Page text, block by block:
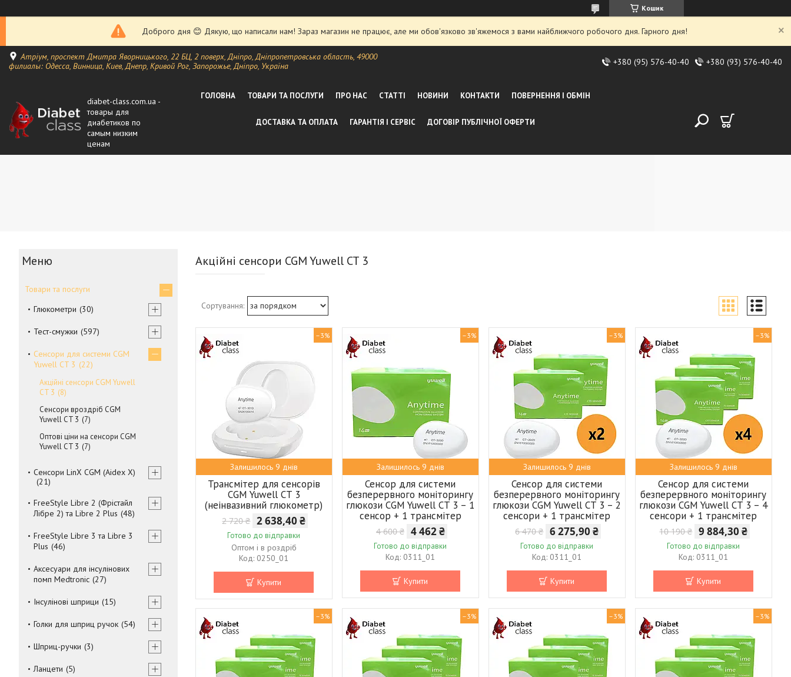
Кошик
Доброго дня 😊 Дякую, що написали нам! Зараз магазин не працює, але ми обов'язково зв'яжемося з вами найближчого робочого дня. Гарного дня!
Атріум, проспект Дмитра Яворницького, 22 БЦ, 2 поверх, Дніпро, Дніпропетровська область, 49000
филиалы: Одесса, Винница, Киев, Днепр, Кривой Рог, Запорожье, Дніпро, Україна
+380 (95) 576-40-40 +380 (93) 576-40-40
diabet-class.com.ua -
товары для
диабетиков по
самым низким
ценам
ГОЛОВНА ТОВАРИ ТА ПОСЛУГИ ПРО НАС СТАТТІ НОВИНИ КОНТАКТИ ПОВЕРНЕННЯ І ОБМІН
ДОСТАВКА ТА ОПЛАТА ГАРАНТІЯ І СЕРВІС ДОГОВІР ПУБЛІЧНОЇ ОФЕРТИ
Акційні сенсори CGM Yuwell CT 3
–3%
Залишилось 9 днів
Трансмітер для сенсорів
CGM Yuwell CT 3
(неінвазивний глюкометр)
2 720 ₴ 2 638,40 ₴
Готово до відправки
Оптом і в роздріб
0250_01
Купити
–3%
Залишилось 9 днів
Сенсор для системи
безперервного моніторингу
глюкози CGM Yuwell CT 3 – 1
сенсор + 1 трансмітер
4 600 ₴ 4 462 ₴
Готово до відправки
0311_01
Купити
–3%
Залишилось 9 днів
Сенсор для системи
безперервного моніторингу
глюкози CGM Yuwell CT 3 – 2
сенсори + 1 трансмітер
6 470 ₴ 6 275,90 ₴
Готово до відправки
0311_01
Купити
–3%
Залишилось 9 днів
Сенсор для системи
безперервного моніторингу
глюкози CGM Yuwell CT 3 – 4
сенсори + 1 трансмітер
10 190 ₴ 9 884,30 ₴
Готово до відправки
0311_01
Купити
–3% –3% –3% –3%
Товари та послуги
Глюкометри
30
Тест-смужки 597
Сенсори для системи CGM
Yuwell CT 3
22
Акційні сенсори CGM Yuwell
CT 3
8
Сенсори вроздріб CGM
Yuwell CT 3
7
Оптові ціни на сенсори CGM
Yuwell CT 3
7
Сенсори LinX CGM (Aidex X)
21
FreeStyle Libre 2 (Фрістайл
Лібре 2) та Libre 2 Plus 48
FreeStyle Libre 3 та Libre 3
Plus 46
Аксесуари для інсулінових
помп Medtronic 27
Інсулінові шприци 15
Голки для шприц ручок 54
Шприц-ручки 3
Ланцети 5